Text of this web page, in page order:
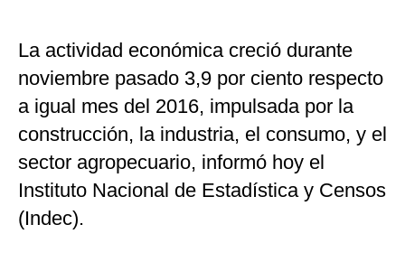
La actividad económica creció durante
noviembre pasado 3,9 por ciento respecto
a igual mes del 2016, impulsada por la
construcción, la industria, el consumo, y el
sector agropecuario, informó hoy el
Instituto Nacional de Estadística y Censos
(Indec).